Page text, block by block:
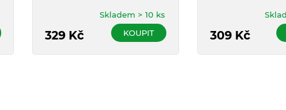
329Kč
Skladem > 10 ks
KOUPIT
309Kč